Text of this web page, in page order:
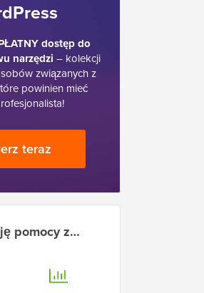
dostęp do
narzędzi – kolekcji
związanych z
powinien mieć
teraz
pomocy z…